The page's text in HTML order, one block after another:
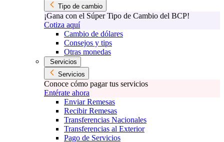
Tipo de cambio
¡Gana con el Súper Tipo de Cambio del BCP!
Cotiza aquí
Cambio de dólares
Consejos y tips
Otras monedas
Servicios
Servicios
Conoce cómo pagar tus servicios
Entérate ahora
Enviar Remesas
Recibir Remesas
Transferencias Nacionales
Transferencias al Exterior
Pago de Servicios